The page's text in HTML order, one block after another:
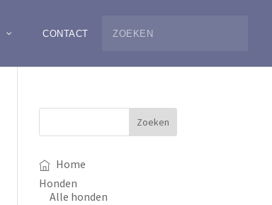
CONTACT
Home
Honden
Alle honden